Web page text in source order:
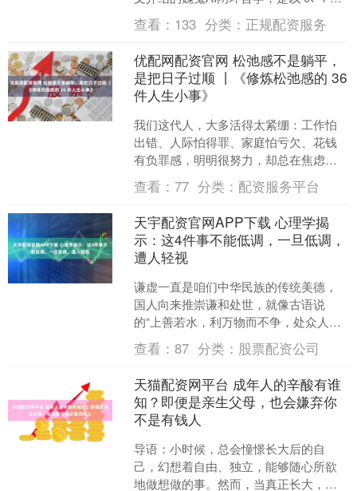
宇宙根本公理构建的一套原创思想体
系。文中....
查看： 133 分类： 正规配资服务
优配网配资官网 松弛感不是躺平，
是把日子过顺 丨《修炼松弛感的 36
件人生小事》
我们这代人，大多活得太紧绷：工作怕
出错、人际怕得罪、家庭怕亏欠、花钱
有负罪感，明明很努力，却总在焦虑、
内耗、自我怀疑里打转。 佐佐木常夫的
《修炼松弛感的 36 ....
查看：77 分类： 配资服务平台
天宇配资官网APP下载 心理学揭
示：这4件事不能低调，一旦低调，
遭人轻视
谦虚一直是咱们中华民族的传统美德，
国人向来推崇谦和处世，就像古语说
的“上善若水，利万物而不争，处众人之
所恶，故几于道”。 这句话的本意，是希
望人能像水一样，懂得....
查看：87 分类： 股票配资公司
天猫配资网平台 成年人的辛酸有谁
知？即便是亲生父母，也会嫌弃你
不是有钱人
导语：小时候，总会憧憬长大后的自
己，幻想着自由、独立，能够随心所欲
地做想做的事。然而，当真正长大，才